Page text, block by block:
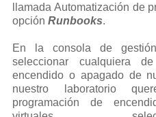
llamada Automatización de
opción Runbooks.
En la consola de
seleccionar cualquiera
encendido o apagado de
nuestro laboratorio
programación de